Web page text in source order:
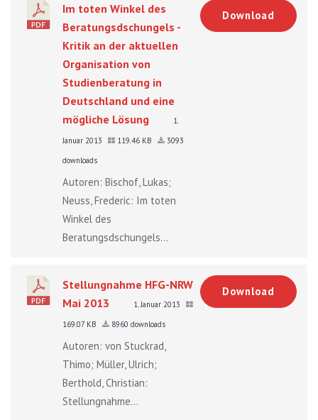
Im toten Winkel des
Beratungsdschungels -
Kritik an der aktuellen
Organisation von
Studienberatung in
Deutschland und eine
mögliche Lösung
1.
Januar 2013
119.46 KB
3093
downloads
Autoren: Bischof, Lukas;
Neuss, Frederic: Im toten
Winkel des
Beratungsdschungels...
Download
Stellungnahme HFG-NRW
Mai 2013
1. Januar 2013
169.07 KB
8960 downloads
Autoren: von Stuckrad,
Thimo; Müller, Ulrich;
Berthold, Christian:
Stellungnahme...
Download